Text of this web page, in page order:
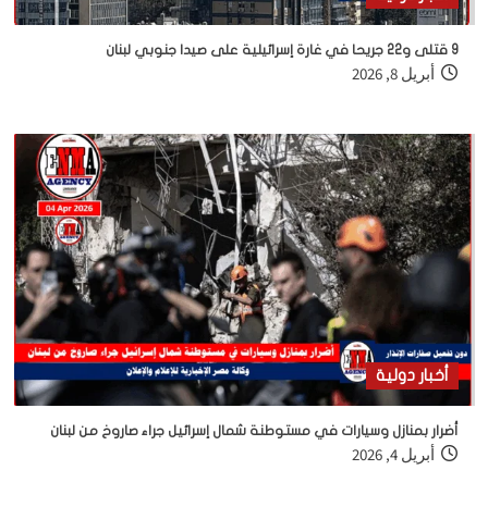
9 قتلى و22 جريحا في غارة إسرائيلية على صيدا جنوبي لبنان
أبريل 8, 2026
أخبار دولية
أضرار بمنازل وسيارات في مستوطنة شمال إسرائيل جراء صاروخ من لبنان
أبريل 4, 2026